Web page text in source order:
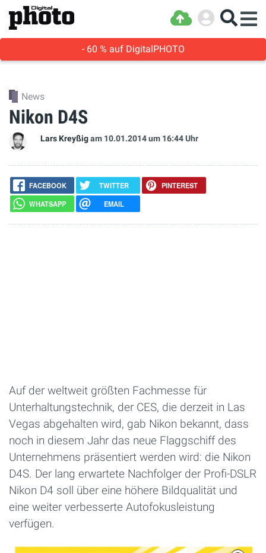
- 60 % auf DigitalPHOTO
News
Nikon D4S
Lars Kreyßigam 10.01.2014um 16:44 Uhr
FACEBOOK TWITTER
PINTEREST
WHATSAPP
EMAIL
Auf der weltweit größten Fachmesse für
Unterhaltungstechnik, der CES, die derzeit in Las
Vegas abgehalten wird, gab Nikon bekannt, dass
noch in diesem Jahr das neue Flaggschiff des
Unternehmens präsentiert werden wird: die Nikon
D4S. Der lang erwartete Nachfolger der Profi-DSLR
Nikon D4 soll über eine höhere Bildqualität und
eine weiter verbesserte Autofokusleistung
verfügen.